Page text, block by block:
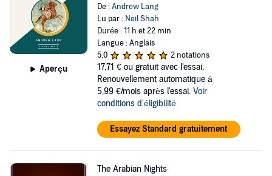
Aperçu
De :Andrew Lang
Lu par : Neil Shah
Durée : 11 h et 22 min
Langue : Anglais
5,0
2 notations
17,71 € ou gratuit avec l'essai.
Renouvellement automatique à
5,99 €/mois après l'essai. Voir
conditions d'éligibilité
Essayez Standard gratuitement
The Arabian Nights